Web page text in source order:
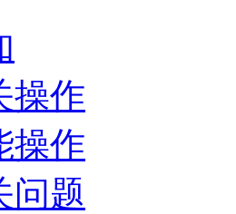
操作
操作
问题